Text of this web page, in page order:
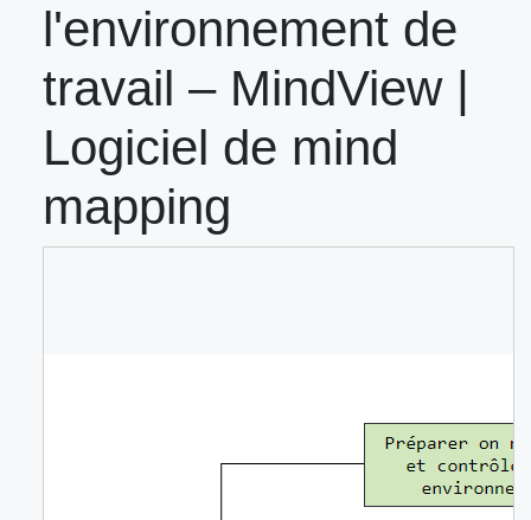
l'environnement de
travail – MindView |
Logiciel de mind
mapping